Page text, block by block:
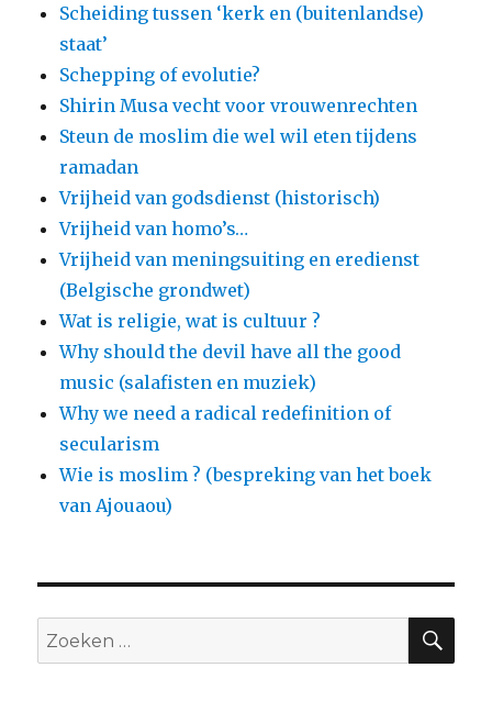
Scheiding tussen ‘kerk en (buitenlandse)
staat’
Schepping of evolutie?
Shirin Musa vecht voor vrouwenrechten
Steun de moslim die wel wil eten tijdens
ramadan
Vrijheid van godsdienst (historisch)
Vrijheid van homo’s…
Vrijheid van meningsuiting en eredienst
(Belgische grondwet)
Wat is religie, wat is cultuur ?
Why should the devil have all the good
music (salafisten en muziek)
Why we need a radical redefinition of
secularism
Wie is moslim ? (bespreking van het boek
van Ajouaou)
Zoeken
naar: